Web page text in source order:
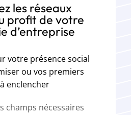
les réseaux
profit de votre
d’entreprise
votre présence social
ou vos premiers
enclencher
champs nécessaires